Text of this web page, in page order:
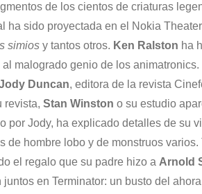
de los cientos de criaturas
ha sido proyectada en el Nokia
simios y tantos otros. Ken Ralston ha
malogrado genio de los animatronics.
Duncan, editora de la revista
revista, Stan Winston o su estudio
por Jody, ha explicado detalles de su
de hombre lobo y de monstruos
el regalo que su padre hizo a Arnold
en Terminator: un busto del